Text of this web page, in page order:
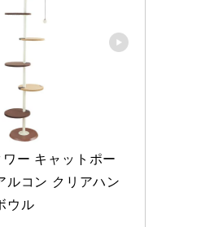
ー キャットポー
ルコン クリアハン
ウル